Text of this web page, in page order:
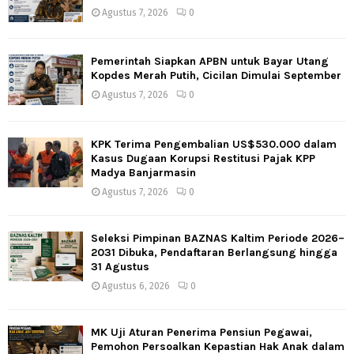
Agustus 7, 2026 0
Pemerintah Siapkan APBN untuk Bayar Utang
Kopdes Merah Putih, Cicilan Dimulai September
Agustus 7, 2026 0
KPK Terima Pengembalian US$530.000 dalam
Kasus Dugaan Korupsi Restitusi Pajak KPP
Madya Banjarmasin
Agustus 7, 2026 0
Seleksi Pimpinan BAZNAS Kaltim Periode 2026–
2031 Dibuka, Pendaftaran Berlangsung hingga
31 Agustus
Agustus 6, 2026 0
MK Uji Aturan Penerima Pensiun Pegawai,
Pemohon Persoalkan Kepastian Hak Anak dalam